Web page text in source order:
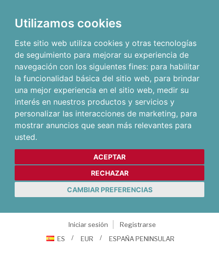
Utilizamos cookies
Este sitio web utiliza cookies y otras tecnologías
de seguimiento para mejorar su experiencia de
navegación con los siguientes fines: para habilitar
la funcionalidad básica del sitio web, para brindar
una mejor experiencia en el sitio web, medir su
interés en nuestros productos y servicios y
personalizar las interacciones de marketing, para
mostrar anuncios que sean más relevantes para
usted.
ACEPTAR
RECHAZAR
CAMBIAR PREFERENCIAS
Iniciar sesión
Registrarse
ES
EUR ESPAÑA PENINSULAR